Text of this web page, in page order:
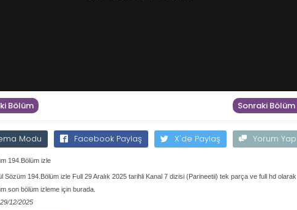
Bölüm Sonraki Bölüm
Modu Facebook Paylaş X'de Paylaş Yorum Yap
194.Bölüm izle
Sözüm 194.Bölüm izle Full 29 Aralık 2025 tarihli Kanal 7 dizisi (Parineetii) tek parça ve full hd olarak
son bölüm izleme için burada.
29/12/2025